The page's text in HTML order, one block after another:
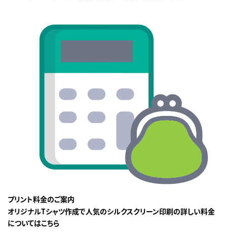
プリント料金のご案内
オリジナルTシャツ作成で人気のシルクスクリーン印刷の詳しい料金
についてはこちら